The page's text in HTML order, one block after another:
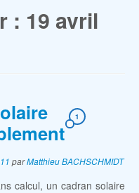
: 19 avril
1
parMatthieu BACHSCHMIDT
calcul, un cadran solaire